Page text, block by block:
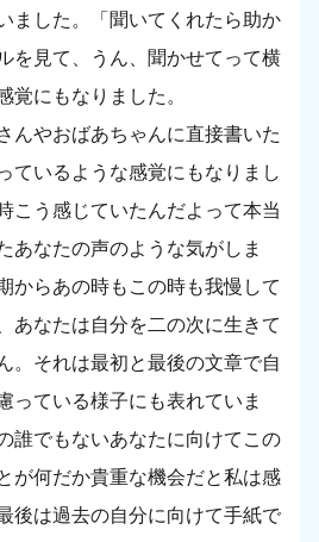
ました。「聞いてくれたら助か
を見て、うん、聞かせてって横
覚にもなりました。
んやおばあちゃんに直接書いた
ているような感覚にもなりまし
こう感じていたんだよって本当
あなたの声のような気がしま
からあの時もこの時も我慢して
あなたは自分を二の次に生きて
。それは最初と最後の文章で自
っている様子にも表れていま
誰でもないあなたに向けてこの
が何だか貴重な機会だと私は感
後は過去の自分に向けて手紙で